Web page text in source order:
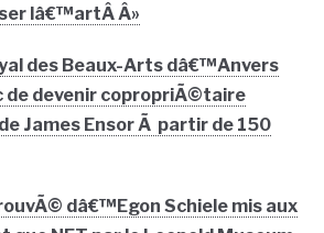
lâ€™artÂ Â»
des Beaux-Arts dâ€™Anvers
de devenir copropriÃ©taire
James Ensor Ã partir de 150
dâ€™Egon Schiele mis aux